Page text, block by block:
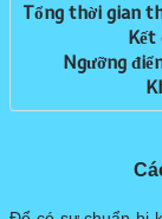
Tổng thời gian
Kết
Ngưỡng